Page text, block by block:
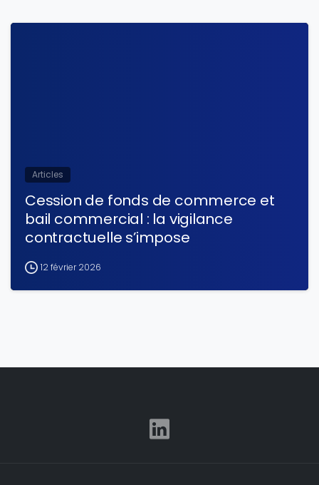
Articles
Cession de fonds de commerce et
bail commercial : la vigilance
contractuelle s’impose
12 février 2026